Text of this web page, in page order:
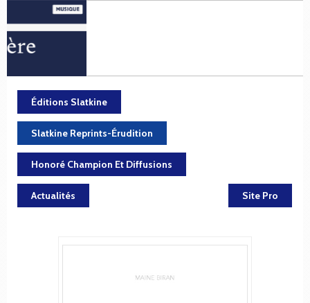
Éditions Slatkine
Slatkine Reprints-Érudition
Honoré Champion Et Diffusions
Actualités Site Pro